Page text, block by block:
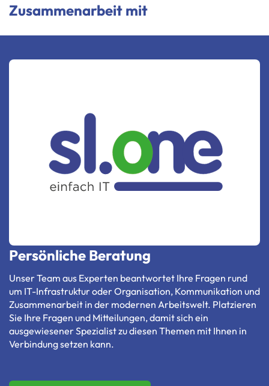
Zusammenarbeit mit
Persönliche Beratung
Unser Team aus Experten beantwortet Ihre Fragen rund
um IT-Infrastruktur oder Organisation, Kommunikation und
Zusammenarbeit in der modernen Arbeitswelt. Platzieren
Sie Ihre Fragen und Mitteilungen, damit sich ein
ausgewiesener Spezialist zu diesen Themen mit Ihnen in
Verbindung setzen kann.